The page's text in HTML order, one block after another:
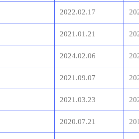
2022.02.17
2021.01.21
2024.02.06
2021.09.07
2021.03.23
2020.07.21